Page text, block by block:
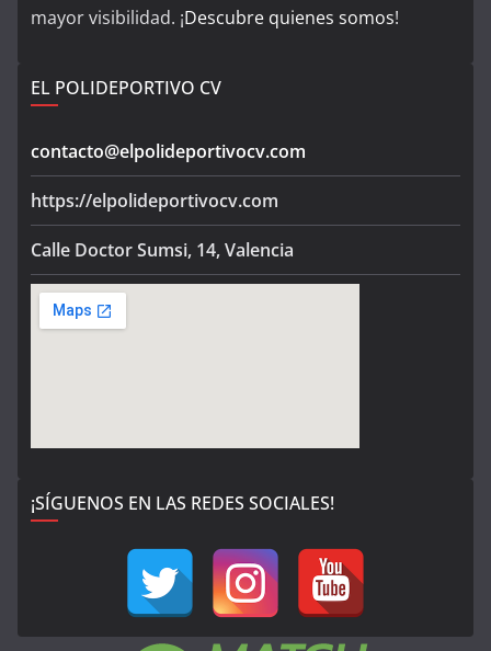
mayor visibilidad. ¡Descubre quienes somos!
EL POLIDEPORTIVO CV
contacto@elpolideportivocv.com
https://elpolideportivocv.com
Calle Doctor Sumsi, 14, Valencia
¡SÍGUENOS EN LAS REDES SOCIALES!